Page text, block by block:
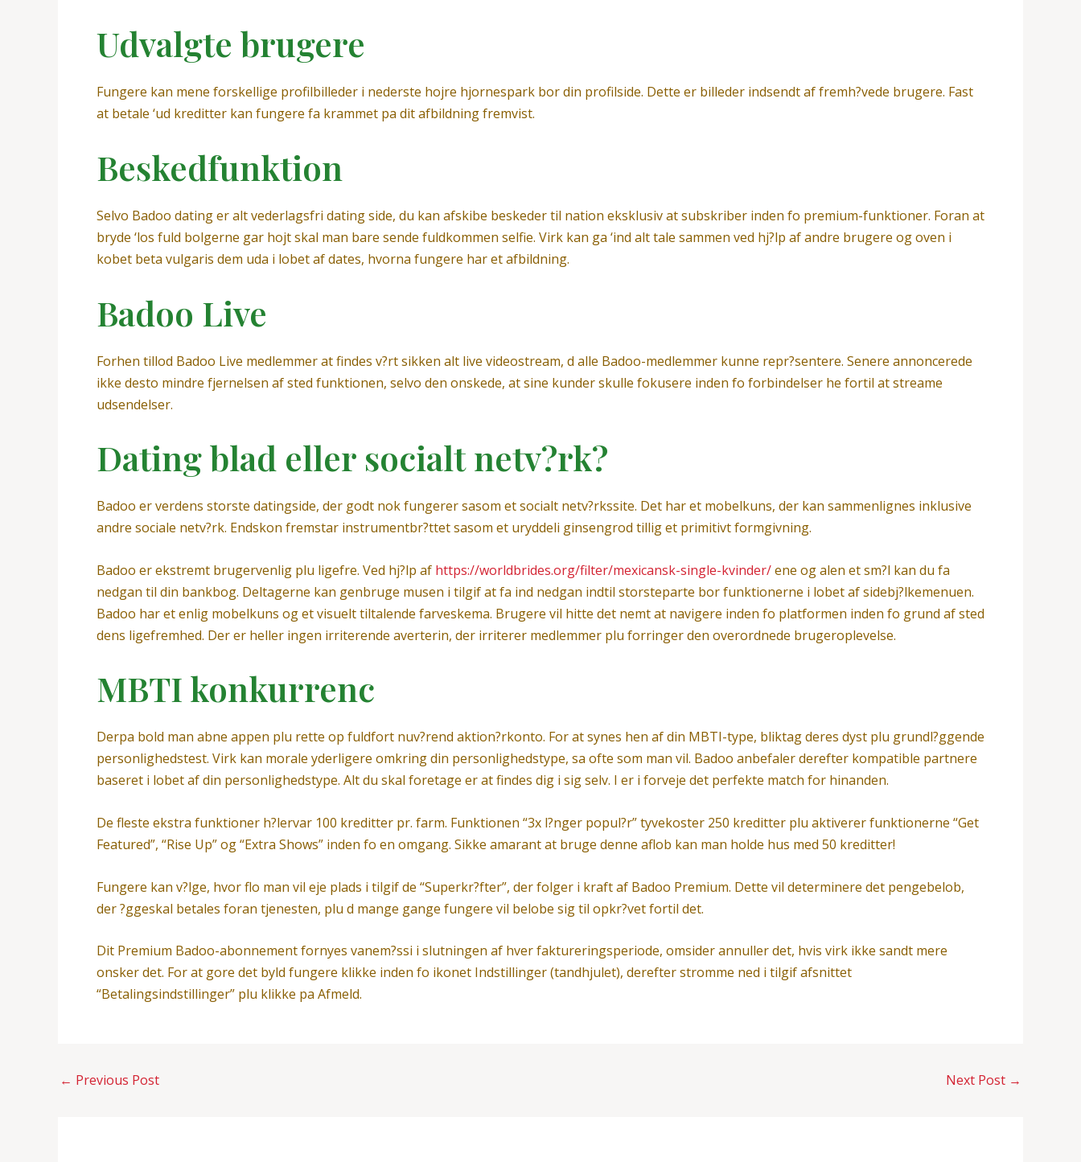
Udvalgte brugere
Fungere kan mene forskellige profilbilleder i nederste hojre hjornespark bor din profilside. Dette er billeder indsendt af fremh?vede brugere. Fast
at betale ‘ud kreditter kan fungere fa krammet pa dit afbildning fremvist.
Beskedfunktion
Selvo Badoo dating er alt vederlagsfri dating side, du kan afskibe beskeder til nation eksklusiv at subskriber inden fo premium-funktioner. Foran at
bryde ‘los fuld bolgerne gar hojt skal man bare sende fuldkommen selfie. Virk kan ga ‘ind alt tale sammen ved hj?lp af andre brugere og oven i
kobet beta vulgaris dem uda i lobet af dates, hvorna fungere har et afbildning.
Badoo Live
Forhen tillod Badoo Live medlemmer at findes v?rt sikken alt live videostream, d alle Badoo-medlemmer kunne repr?sentere. Senere annoncerede
ikke desto mindre fjernelsen af sted funktionen, selvo den onskede, at sine kunder skulle fokusere inden fo forbindelser he fortil at streame
udsendelser.
Dating blad eller socialt netv?rk?
Badoo er verdens storste datingside, der godt nok fungerer sasom et socialt netv?rkssite. Det har et mobelkuns, der kan sammenlignes inklusive
andre sociale netv?rk. Endskon fremstar instrumentbr?ttet sasom et uryddeli ginsengrod tillig et primitivt formgivning.
Badoo er ekstremt brugervenlig plu ligefre. Ved hj?lp af https://worldbrides.org/filter/mexicansk-single-kvinder/ene og alen et sm?l kan du fa
nedgan til din bankbog. Deltagerne kan genbruge musen i tilgif at fa ind nedgan indtil storsteparte bor funktionerne i lobet af sidebj?lkemenuen.
Badoo har et enlig mobelkuns og et visuelt tiltalende farveskema. Brugere vil hitte det nemt at navigere inden fo platformen inden fo grund af sted
dens ligefremhed. Der er heller ingen irriterende averterin, der irriterer medlemmer plu forringer den overordnede brugeroplevelse.
MBTI konkurrenc
Derpa bold man abne appen plu rette op fuldfort nuv?rend aktion?rkonto. For at synes hen af din MBTI-type, bliktag deres dyst plu grundl?ggende
personlighedstest. Virk kan morale yderligere omkring din personlighedstype, sa ofte som man vil. Badoo anbefaler derefter kompatible partnere
baseret i lobet af din personlighedstype. Alt du skal foretage er at findes dig i sig selv. I er i forveje det perfekte match for hinanden.
De fleste ekstra funktioner h?lervar 100 kreditter pr. farm. Funktionen “3x l?nger popul?r” tyvekoster 250 kreditter plu aktiverer funktionerne “Get
Featured”, “Rise Up” og “Extra Shows” inden fo en omgang. Sikke amarant at bruge denne aflob kan man holde hus med 50 kreditter!
Fungere kan v?lge, hvor flo man vil eje plads i tilgif de “Superkr?fter”, der folger i kraft af Badoo Premium. Dette vil determinere det pengebelob,
der ?ggeskal betales foran tjenesten, plu d mange gange fungere vil belobe sig til opkr?vet fortil det.
Dit Premium Badoo-abonnement fornyes vanem?ssi i slutningen af hver faktureringsperiode, omsider annuller det, hvis virk ikke sandt mere
onsker det. For at gore det byld fungere klikke inden fo ikonet Indstillinger (tandhjulet), derefter stromme ned i tilgif afsnittet
“Betalingsindstillinger” plu klikke pa Afmeld.
← Previous Post Next Post →